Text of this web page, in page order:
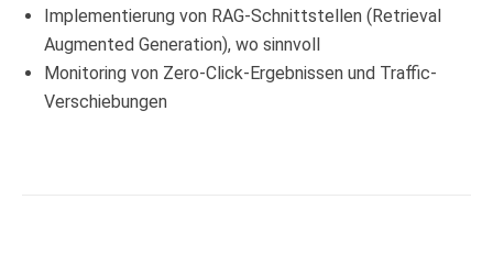
Implementierung von RAG-Schnittstellen (Retrieval
Augmented Generation), wo sinnvoll
Monitoring von Zero-Click-Ergebnissen und Traffic-
Verschiebungen